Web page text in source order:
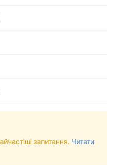
запитання. Читати